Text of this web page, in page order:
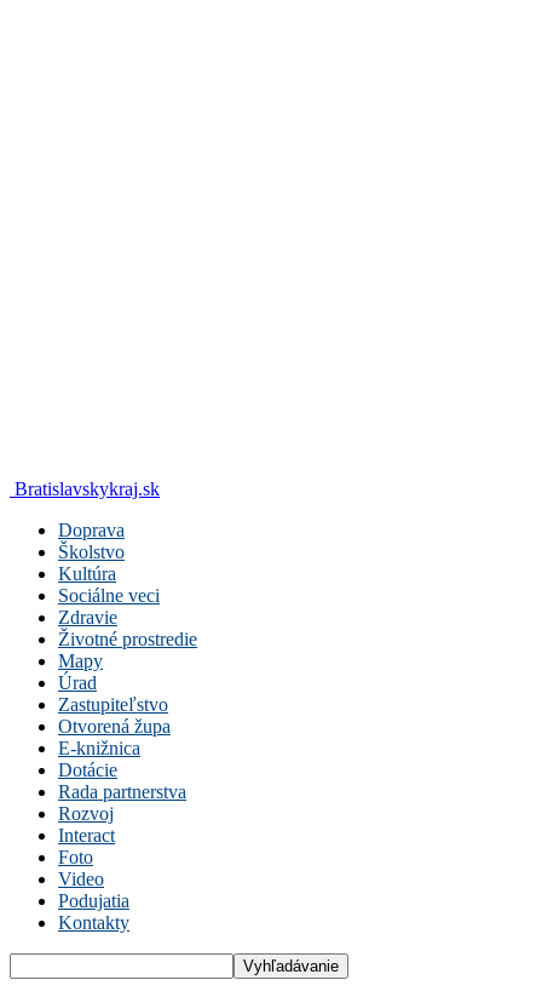
Bratislavskykraj.sk
Doprava
Školstvo
Kultúra
Sociálne veci
Zdravie
Životné prostredie
Mapy
Úrad
Zastupiteľstvo
Otvorená župa
E-knižnica
Dotácie
Rada partnerstva
Rozvoj
Interact
Foto
Video
Podujatia
Kontakty